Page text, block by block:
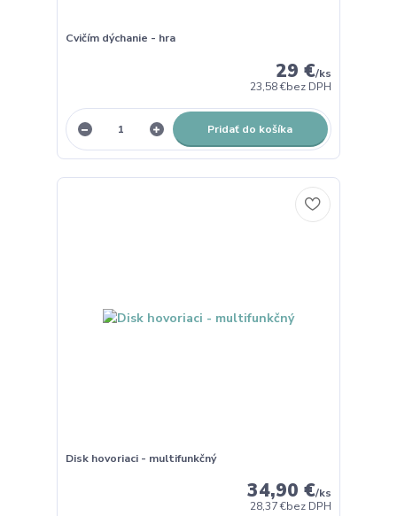
Cvičím dýchanie - hra
29 €/ks
23,58 €bez DPH
Pridať do košíka
Disk hovoriaci - multifunkčný
34,90 €/ks
28,37 €bez DPH